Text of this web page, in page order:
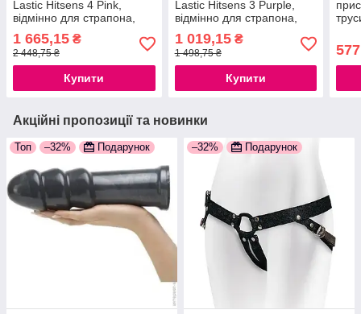
Lastic Hitsens 4 Pink,
відмінно для страпона,
17,8 см 777Store.com.ua
1 665,15 ₴
2 448,75 ₴
Купити
Lastic Hitsens 3 Purple,
відмінно для страпона,
18,2 см 777Store.com.ua
1 019,15₴
1 498,75 ₴
Купити
4,5
Акційні пропозиції та новинки
Топ –32% Подарунок –32% Подарунок